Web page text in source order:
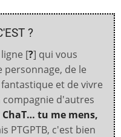
?
ligne [?] qui vous
de le
et de vivre
d'autres
ChaT… tu me mens,
PTGPTB, c'est bien